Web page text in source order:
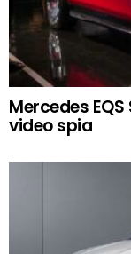
Mercedes
video spia